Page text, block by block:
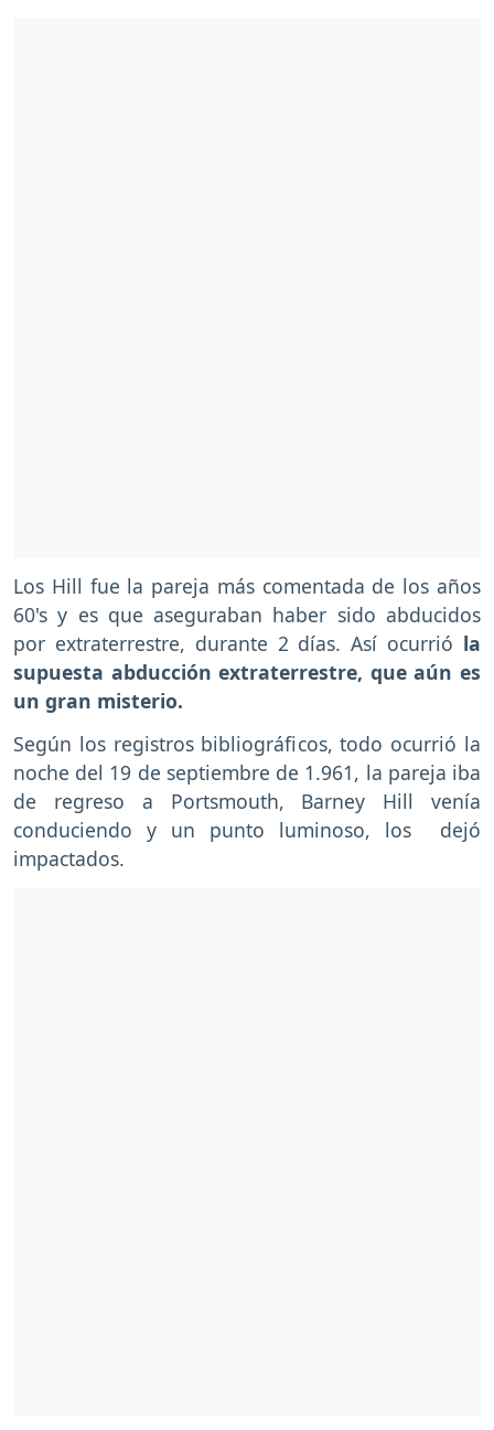
Los Hill fue la pareja más comentada de los años
60's y es que aseguraban haber sido abducidos
por extraterrestre, durante 2 días. Así ocurrió la
supuesta abducción extraterrestre, que aún es
un gran misterio.
Según los registros bibliográficos, todo ocurrió la
noche del 19 de septiembre de 1.961, la pareja iba
de regreso a Portsmouth, Barney Hill venía
conduciendo y un punto luminoso, los dejó
impactados.